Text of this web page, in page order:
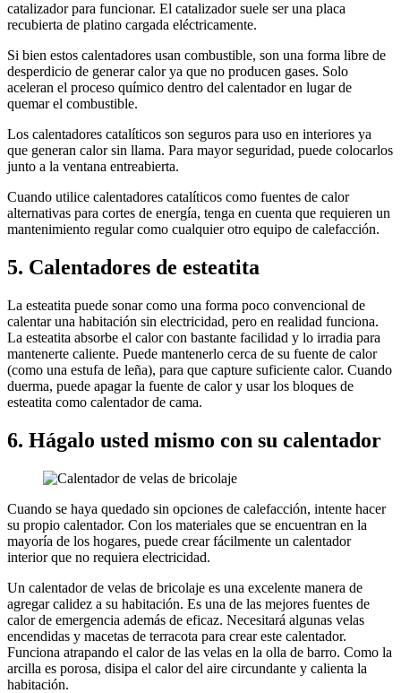
catalizador para funcionar. El catalizador suele ser una placa
recubierta de platino cargada eléctricamente.
Si bien estos calentadores usan combustible, son una forma libre de
desperdicio de generar calor ya que no producen gases. Solo
aceleran el proceso químico dentro del calentador en lugar de
quemar el combustible.
Los calentadores catalíticos son seguros para uso en interiores ya
que generan calor sin llama. Para mayor seguridad, puede colocarlos
junto a la ventana entreabierta.
Cuando utilice calentadores catalíticos como fuentes de calor
alternativas para cortes de energía, tenga en cuenta que requieren un
mantenimiento regular como cualquier otro equipo de calefacción.
5. Calentadores de esteatita
La esteatita puede sonar como una forma poco convencional de
calentar una habitación sin electricidad, pero en realidad funciona.
La esteatita absorbe el calor con bastante facilidad y lo irradia para
mantenerte caliente. Puede mantenerlo cerca de su fuente de calor
(como una estufa de leña), para que capture suficiente calor. Cuando
duerma, puede apagar la fuente de calor y usar los bloques de
esteatita como calentador de cama.
6. Hágalo usted mismo con su calentador
Cuando se haya quedado sin opciones de calefacción, intente hacer
su propio calentador. Con los materiales que se encuentran en la
mayoría de los hogares, puede crear fácilmente un calentador
interior que no requiera electricidad.
Un calentador de velas de bricolaje es una excelente manera de
agregar calidez a su habitación. Es una de las mejores fuentes de
calor de emergencia además de eficaz. Necesitará algunas velas
encendidas y macetas de terracota para crear este calentador.
Funciona atrapando el calor de las velas en la olla de barro. Como la
arcilla es porosa, disipa el calor del aire circundante y calienta la
habitación.